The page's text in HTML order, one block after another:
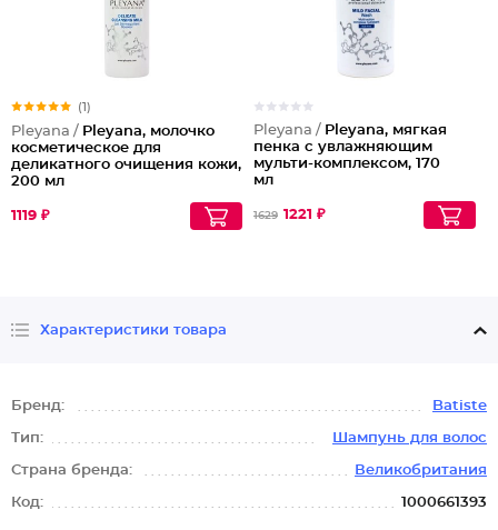
(1)
Pleyana / Pleyana, молочко
косметическое для
деликатного очищения кожи,
200 мл
1119 ₽
Pleyana / Pleyana, мягкая
пенка с увлажняющим
мульти-комплексом, 170
мл
1629 1221 ₽
Характеристики товара
Бренд: Batiste
Тип: Шампунь для волос
Страна бренда: Великобритания
Код: 1000661393